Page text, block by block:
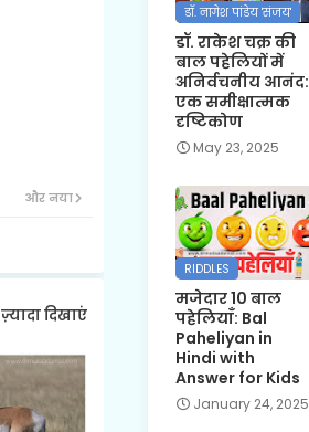
और नया
ज़्यादा दिखाएं
डॉ. नागेश पांडेय 'संजय'
डॉ. राकेश चक्र की
बाल पहेलियों में
अनिर्वचनीय आनंद:
एक समीक्षात्मक
दृष्टिकोण
May 23, 2025
RIDDLES
मजेदार 10 बाल
पहेलियाँ: Bal
Paheliyan in
Hindi with
Answer for Kids
January 24, 2025